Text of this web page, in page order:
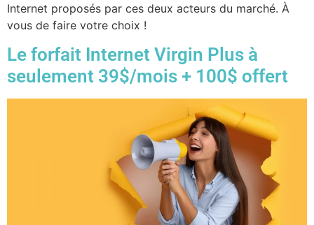
Internet proposés par ces deux acteurs du marché. À
vous de faire votre choix !
Le forfait Internet Virgin Plus à
seulement 39$/mois + 100$ offert